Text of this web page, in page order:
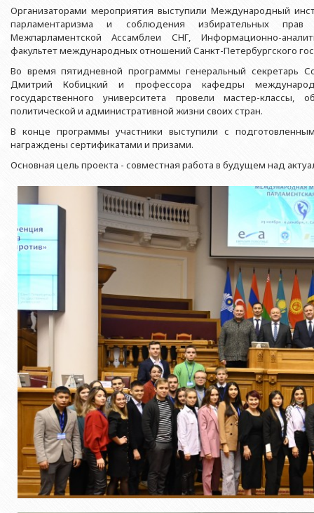
Выпускники БГУ
Почетные доктора
Образование в БГУ
Перечень специальностей
Знаменательные даты в истории БГУ
Отдел протокола
Служба психологической помощи
Культурно-творческий центр
Спортивно-оздоровительный
Университетская газета
Типография
Издательство
Филологический
Исторический
Факультет
Юридический
Факультет
Факультет
Факультет
Факультет Теология
Факультет
Юридическое
Азербайджанской
Юридическое
образования
Юридическое
Азербайджанской
Организаторами мероприятия выступили Международный
парламентаризма и соблюдения избирательных
Межпарламентской Ассамблеи СНГ, Информационно-
факультет международных отношений Санкт-Петербургского
Во время пятидневной программы генеральный секретарь
Дмитрий Кобицкий и профессора кафедры
государственного университета провели мастер-
политической и административной жизни своих стран.
В конце программы участники выступили с
награждены сертификатами и призами.
Основная цель проекта - совместная работа в будущем над